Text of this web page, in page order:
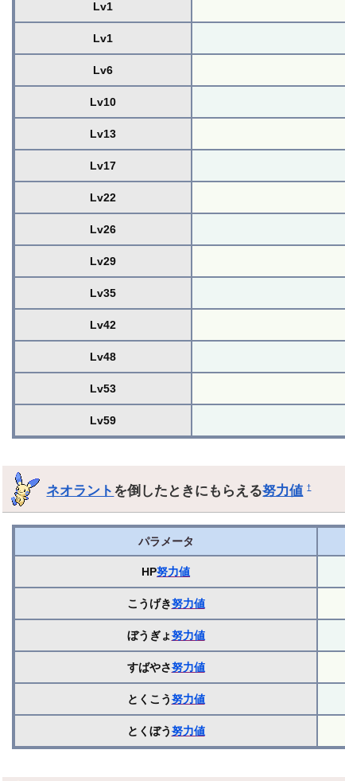
Lv1
Lv1
Lv6
Lv10
Lv13
Lv17
Lv22
Lv26
Lv29
Lv35
Lv42
Lv48
Lv53
Lv59
ネオラント を倒したときにもらえる努力値 †
パラメータ
HP努力値
こうげき努力値
ぼうぎょ努力値
すばやさ努力値
とくこう努力値
とくぼう努力値